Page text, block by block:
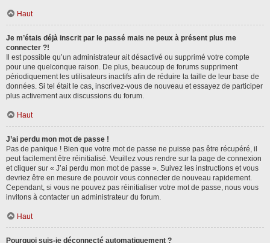
Haut
Je m’étais déjà inscrit par le passé mais ne peux à présent plus me
connecter ?!
Il est possible qu’un administrateur ait désactivé ou supprimé votre compte
pour une quelconque raison. De plus, beaucoup de forums suppriment
périodiquement les utilisateurs inactifs afin de réduire la taille de leur base de
données. Si tel était le cas, inscrivez-vous de nouveau et essayez de participer
plus activement aux discussions du forum.
Haut
J’ai perdu mon mot de passe !
Pas de panique ! Bien que votre mot de passe ne puisse pas être récupéré, il
peut facilement être réinitialisé. Veuillez vous rendre sur la page de connexion
et cliquer sur « J’ai perdu mon mot de passe ». Suivez les instructions et vous
devriez être en mesure de pouvoir vous connecter de nouveau rapidement.
Cependant, si vous ne pouvez pas réinitialiser votre mot de passe, nous vous
invitons à contacter un administrateur du forum.
Haut
Pourquoi suis-je déconnecté automatiquement ?